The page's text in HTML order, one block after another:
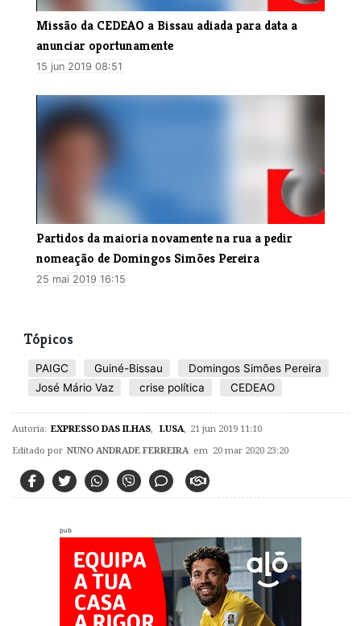
​Missão da CEDEAO a Bissau adiada para data a
anunciar oportunamente
15 jun 2019 08:51
Partidos da maioria novamente na rua a pedir
nomeação de Domingos Simões Pereira
25 mai 2019 16:15
Tópicos
PAIGC Guiné-Bissau
Domingos Simões Pereira
José Mário Vaz
crise política CEDEAO
Autoria: EXPRESSO DAS ILHAS LUSA 21 jun 2019 11:10
Editado por NUNO ANDRADE FERREIRA em 20 mar 2020 23:20
pub